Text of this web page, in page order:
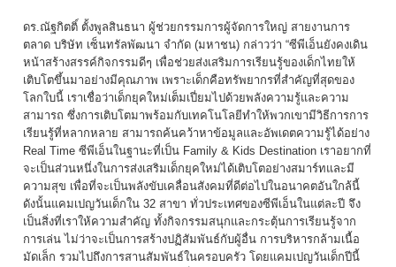
ดร.ณัฐกิตติ์ ตั้งพูลสินธนา ผู้ช่วยกรรมการผู้จัดการใหญ่ สายงานการ
ตลาด บริษัท เซ็นทรัลพัฒนา จำกัด (มหาชน) กล่าวว่า “ซีพีเอ็นยังคงเดิน
หน้าสร้างสรรค์กิจกรรมดีๆ เพื่อช่วยส่งเสริมการเรียนรู้ของเด็กไทยให้
เติบโตขึ้นมาอย่างมีคุณภาพ เพราะเด็กคือทรัพยากรที่สำคัญที่สุดของ
โลกใบนี้ เราเชื่อว่าเด็กยุคใหม่เต็มเปี่ยมไปด้วยพลังความรู้และความ
สามารถ ซึ่งการเติบโตมาพร้อมกับเทคโนโลยีทำให้พวกเขามีวิธีการการ
เรียนรู้ที่หลากหลาย สามารถค้นคว้าหาข้อมูลและอัพเดตความรู้ได้อย่าง
Real Time ซีพีเอ็นในฐานะที่เป็น Family & Kids Destination เราอยากที่
จะเป็นส่วนหนึ่งในการส่งเสริมเด็กยุคใหม่ได้เติบโตอย่างสมาร์ทและมี
ความสุข เพื่อที่จะเป็นพลังขับเคลื่อนสังคมที่ดีต่อไปในอนาคตอันใกล้นี้
ดังนั้นแคมเปญวันเด็กใน 32 สาขา ทั่วประเทศของซีพีเอ็นในแต่ละปี จึง
เป็นสิ่งที่เราให้ความสำคัญ ทั้งกิจกรรมสนุกและกระตุ้นการเรียนรู้จาก
การเล่น ไม่ว่าจะเป็นการสร้างปฏิสัมพันธ์กับผู้อื่น การบริหารกล้ามเนื้อ
มัดเล็ก รวมไปถึงการสานสัมพันธ์ในครอบครัว โดยแคมเปญวันเด็กปีนี้